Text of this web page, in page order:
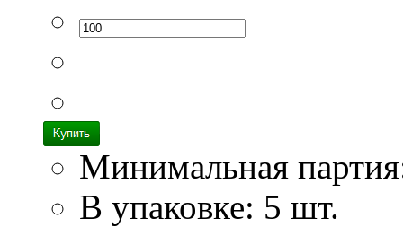
Минимальная
В упаковке: 5 шт.